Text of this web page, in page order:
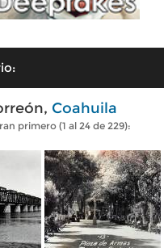
Coahuila
primero (1 al 24 de 229):